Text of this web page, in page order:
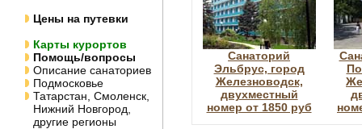
Цены на путевки
Карты курортов
Помощь/вопросы
Описание санаториев
Подмосковье
Татарстан, Смоленск,
Нижний Новгород,
другие регионы
Санаторий
Эльбрус, город
Железноводск,
двухместный
номер от 1850 руб